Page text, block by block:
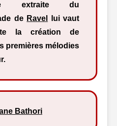
extraite du
de Ravel
lui vaut
la création de
premières mélodies
Bathori